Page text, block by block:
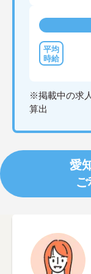
※掲載中の求
算出
愛